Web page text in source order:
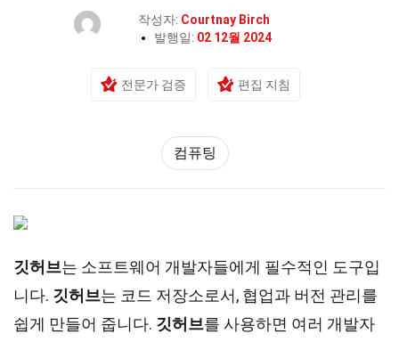
작성자: Courtnay Birch
발행일: 02 12월 2024
전문가 검증 편집 지침
컴퓨팅
깃허브는 소프트웨어 개발자들에게 필수적인 도구입
니다. 깃허브는 코드 저장소로서, 협업과 버전 관리를
쉽게 만들어 줍니다. 깃허브를 사용하면 여러 개발자